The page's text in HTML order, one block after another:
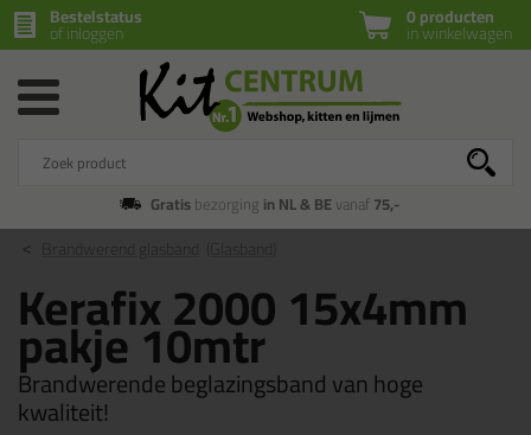
0 producten
in winkelwagen
Bestelstatus
of inloggen
Gratisbezorging in NL & BEvanaf75,-
Brandwerend glasband
Kerafix 2000 15x4mm
pakje 10mtr
Brandwerende beglazingsband van hoge
kwaliteit!